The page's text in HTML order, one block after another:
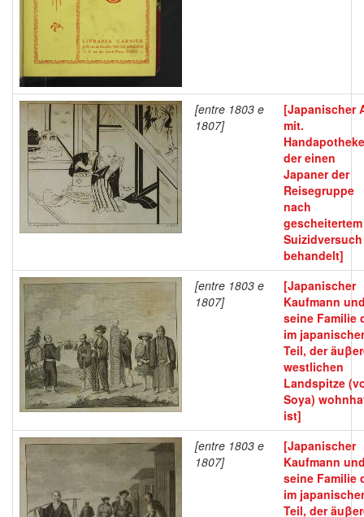
[entre 1803 e
1807]
[Japanischer
mit.
der einen
Japaner der
Reisegruppe
nach
gescheitertem
Suizidversuch
behandelt]
[entre 1803 e
1807]
[Japanischer
Kaufmann
seine Familie
im
Teil, der
westlichen
Landspitze
Soya)
ist]
[entre 1803 e
1807]
[Japanischer
Kaufmann
seine Familie
im
Teil, der